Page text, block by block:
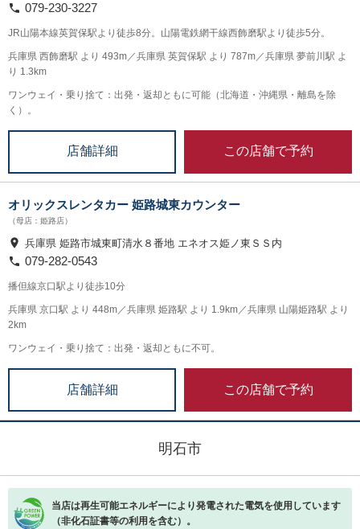
079-230-3227
JR山陽本線英賀保駅より徒歩8分。山陽電鉄網干線西飾磨駅より徒歩5分。
兵庫県 西飾磨駅 より 493m／兵庫県 英賀保駅 より 787m／兵庫県 夢前川駅 よ
り 1.3km
ワンウェイ・乗り捨て：出発・返却ともに可能（北海道・沖縄県・離島を除
く）。
店舗詳細 この店舗で予約
オリックスレンタカー 姫路城東カウンター
（母店：姫路店）
兵庫県 姫路市城東町清水８番地 エネオス姫ノ東ＳＳ内
079-282-0543
播但線京口駅より徒歩10分
兵庫県 京口駅 より 448m／兵庫県 姫路駅 より 1.9km／兵庫県 山陽姫路駅 より
2km
ワンウェイ・乗り捨て：出発・返却ともに不可。
店舗詳細 この店舗で予約
明石市
当店は再生可能エネルギーにより発電された電気を使用しています
（非化石証書等の利用を含む）。